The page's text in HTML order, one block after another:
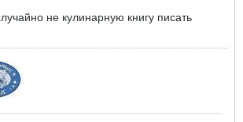
не кулинарную книгу писать